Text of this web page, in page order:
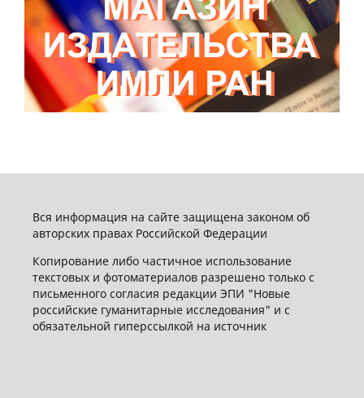
Вся информация на сайте защищена законом об
авторских правах Российской Федерации
Копирование либо частичное использование
текстовых и фотоматериалов разрешено только с
письменного согласия редакции ЭПИ "Новые
российские гуманитарные исследования" и с
обязательной гиперссылкой на источник